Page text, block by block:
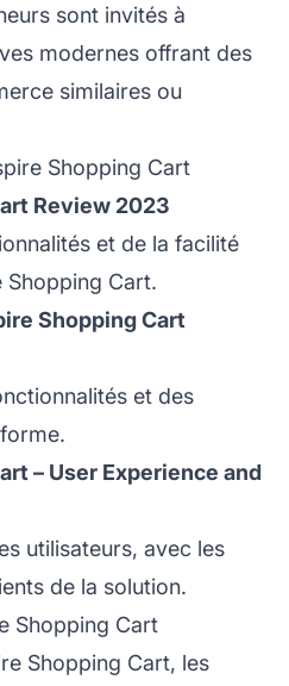
sont invités à
modernes offrant des
similaires ou
Shopping Cart
Review 2023
et de la facilité
Shopping Cart.
Shopping Cart
et des
– User Experience and
utilisateurs, avec les
de la solution.
Shopping Cart
Shopping Cart, les